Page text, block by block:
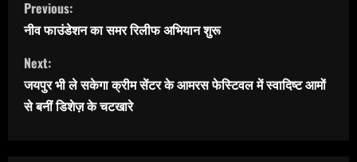
o
n
t
i
Previous:
नीव फाउंडेशन का समर रिलीफ अभियान शुरू
Next:
जयपुर भी ले सकेगा क्रीम सेंटर के आमरस फेस्टिवल में स्वादिष्ट आमों
से बनीं डिशेज़ के चटखारे